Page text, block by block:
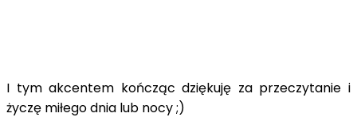
I tym akcentem kończąc dziękuję za przeczytanie i
życzę miłego dnia lub nocy ;)